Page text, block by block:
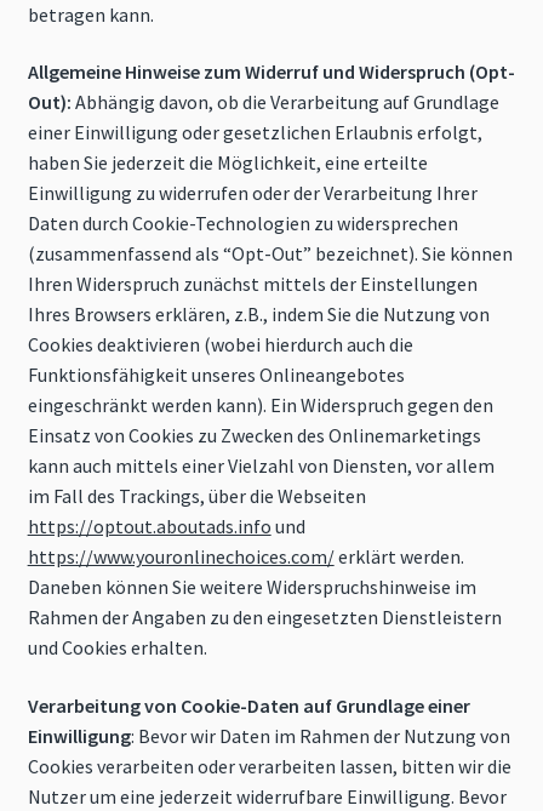
betragen kann.
Allgemeine Hinweise zum Widerruf und Widerspruch (Opt-
Out): Abhängig davon, ob die Verarbeitung auf Grundlage
einer Einwilligung oder gesetzlichen Erlaubnis erfolgt,
haben Sie jederzeit die Möglichkeit, eine erteilte
Einwilligung zu widerrufen oder der Verarbeitung Ihrer
Daten durch Cookie-Technologien zu widersprechen
(zusammenfassend als “Opt-Out” bezeichnet). Sie können
Ihren Widerspruch zunächst mittels der Einstellungen
Ihres Browsers erklären, z.B., indem Sie die Nutzung von
Cookies deaktivieren (wobei hierdurch auch die
Funktionsfähigkeit unseres Onlineangebotes
eingeschränkt werden kann). Ein Widerspruch gegen den
Einsatz von Cookies zu Zwecken des Onlinemarketings
kann auch mittels einer Vielzahl von Diensten, vor allem
im Fall des Trackings, über die Webseiten
https://optout.aboutads.info und
https://www.youronlinechoices.com/erklärt werden.
Daneben können Sie weitere Widerspruchshinweise im
Rahmen der Angaben zu den eingesetzten Dienstleistern
und Cookies erhalten.
Verarbeitung von Cookie-Daten auf Grundlage einer
Einwilligung: Bevor wir Daten im Rahmen der Nutzung von
Cookies verarbeiten oder verarbeiten lassen, bitten wir die
Nutzer um eine jederzeit widerrufbare Einwilligung. Bevor